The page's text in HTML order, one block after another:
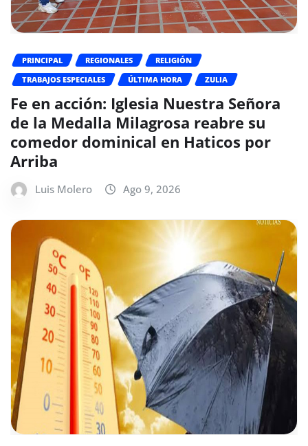
PRINCIPAL REGIONALES
RELIGIÓN
TRABAJOS ESPECIALES
ÚLTIMA HORA ZULIA
Fe en acción: Iglesia Nuestra Señora
de la Medalla Milagrosa reabre su
comedor dominical en Haticos por
Arriba
Luis Molero Ago 9, 2026